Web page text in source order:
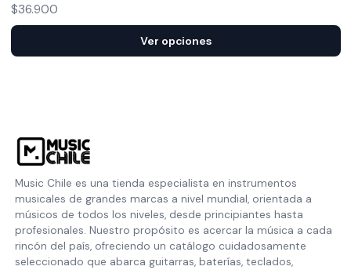
$36.900
Ver opciones
Music Chile es una tienda especialista en instrumentos
musicales de grandes marcas a nivel mundial, orientada a
músicos de todos los niveles, desde principiantes hasta
profesionales. Nuestro propósito es acercar la música a cada
rincón del país, ofreciendo un catálogo cuidadosamente
seleccionado que abarca guitarras, baterías, teclados,